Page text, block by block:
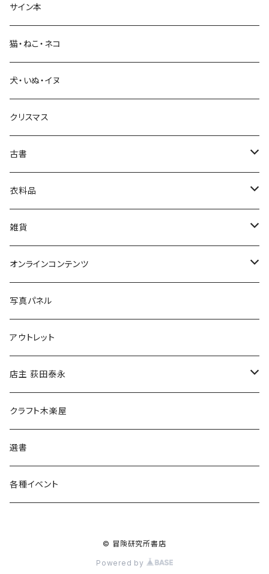
生活・暮らし
芸術・絵画・写真
絵本・児童書
娯楽・エンターテインメント
サイン本
猫・ねこ・ネコ
犬・いぬ・イヌ
クリスマス
古書
古書セット
美術
衣料品
POLEWARDS
Tシャツ
雑貨
バッグ
ブックカバー
マグカップ
傘
食料品
その他
オンラインコンテンツ
冒険クロストーク
写真パネル
アウトレット
店主 荻田泰永
書籍
ウェア
クラフト木楽屋
選書
各種イベント
© 冒険研究所書店
Powered by